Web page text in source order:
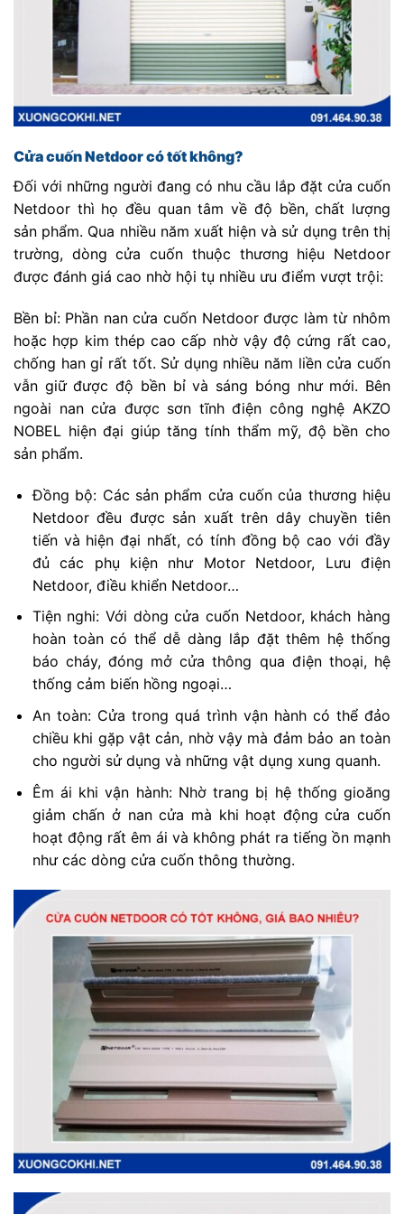
Cửa cuốn Netdoor có tốt không?
Đối với những người đang có nhu cầu lắp đặt cửa cuốn
Netdoor thì họ đều quan tâm về độ bền, chất lượng
sản phẩm. Qua nhiều năm xuất hiện và sử dụng trên thị
trường, dòng cửa cuốn thuộc thương hiệu Netdoor
được đánh giá cao nhờ hội tụ nhiều ưu điểm vượt trội:
Bền bỉ: Phần nan cửa cuốn Netdoor được làm từ nhôm
hoặc hợp kim thép cao cấp nhờ vậy độ cứng rất cao,
chống han gỉ rất tốt. Sử dụng nhiều năm liền cửa cuốn
vẫn giữ được độ bền bỉ và sáng bóng như mới. Bên
ngoài nan cửa được sơn tĩnh điện công nghệ AKZO
NOBEL hiện đại giúp tăng tính thẩm mỹ, độ bền cho
sản phẩm.
Đồng bộ: Các sản phẩm cửa cuốn của thương hiệu
Netdoor đều được sản xuất trên dây chuyền tiên
tiến và hiện đại nhất, có tính đồng bộ cao với đầy
đủ các phụ kiện như Motor Netdoor, Lưu điện
Netdoor, điều khiển Netdoor…
Tiện nghi: Với dòng cửa cuốn Netdoor, khách hàng
hoàn toàn có thể dễ dàng lắp đặt thêm hệ thống
báo cháy, đóng mở cửa thông qua điện thoại, hệ
thống cảm biến hồng ngoại…
An toàn: Cửa trong quá trình vận hành có thể đảo
chiều khi gặp vật cản, nhờ vậy mà đảm bảo an toàn
cho người sử dụng và những vật dụng xung quanh.
Êm ái khi vận hành: Nhờ trang bị hệ thống gioăng
giảm chấn ở nan cửa mà khi hoạt động cửa cuốn
hoạt động rất êm ái và không phát ra tiếng ồn mạnh
như các dòng cửa cuốn thông thường.